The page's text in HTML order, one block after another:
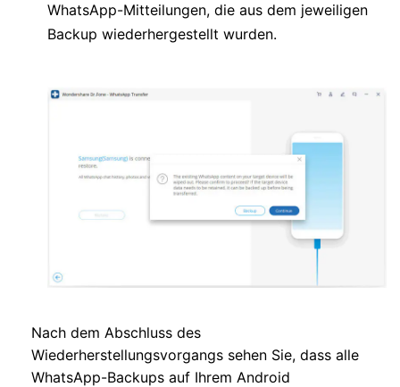
WhatsApp-Mitteilungen, die aus dem jeweiligen
Backup wiederhergestellt wurden.
Nach dem Abschluss des
Wiederherstellungsvorgangs sehen Sie, dass alle
WhatsApp-Backups auf Ihrem Android